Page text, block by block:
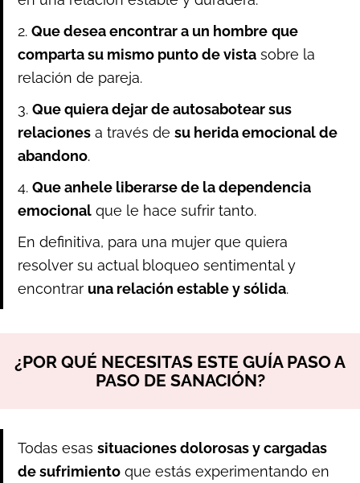
2. Que desea encontrar a un hombre que
comparta su mismo punto de vistasobre la
relación de pareja.
3. Que quiera dejar de autosabotear sus
relacionesa través de su herida emocional de
abandono.
4. Que anhele liberarse de la dependencia
emocionalque le hace sufrir tanto.
En definitiva, para una mujer que quiera
resolver su actual bloqueo sentimental y
encontrar una relación estable y sólida.
¿POR QUÉ NECESITAS ESTE GUÍA PASO A
PASO DE SANACIÓN?
Todas esas situaciones dolorosas y cargadas
de sufrimientoque estás experimentando en